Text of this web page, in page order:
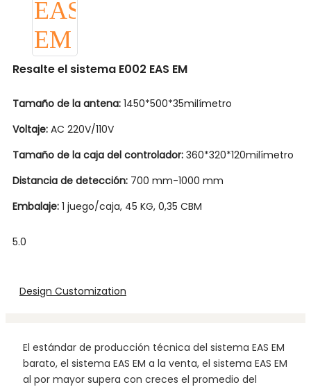
Resalte el sistema E002 EAS EM
Tamaño de la antena: 1450*500*35milímetro
Voltaje: AC 220V/110V
Tamaño de la caja del controlador: 360*320*120milímetro
Distancia de detección: 700 mm-1000 mm
Embalaje: 1 juego/caja, 45 KG, 0,35 CBM
5.0
Design Customization
El estándar de producción técnica del sistema EAS EM
barato, el sistema EAS EM a la venta, el sistema EAS EM
al por mayor supera con creces el promedio del